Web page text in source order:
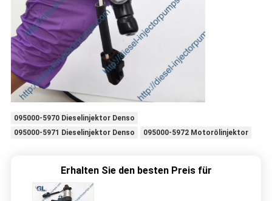
095000-5970 Dieselinjektor Denso
095000-5971 Dieselinjektor Denso
095000-5972 Motorölinjektor
Erhalten Sie den besten Preis für